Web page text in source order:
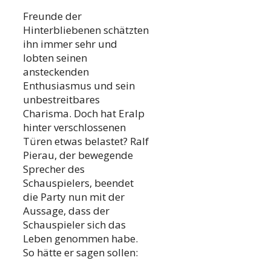
Freunde der
Hinterbliebenen schätzten
ihn immer sehr und
lobten seinen
ansteckenden
Enthusiasmus und sein
unbestreitbares
Charisma. Doch hat Eralp
hinter verschlossenen
Türen etwas belastet? Ralf
Pierau, der bewegende
Sprecher des
Schauspielers, beendet
die Party nun mit der
Aussage, dass der
Schauspieler sich das
Leben genommen habe.
So hätte er sagen sollen: